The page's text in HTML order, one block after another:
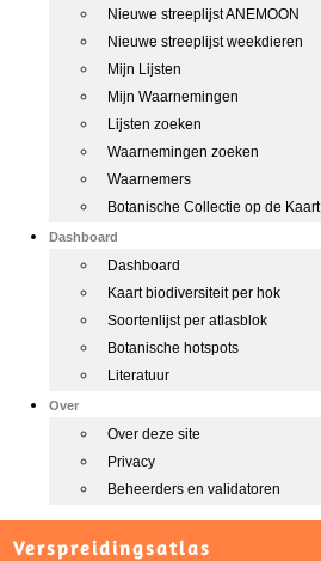
Nieuwe streeplijst ANEMOON
Nieuwe streeplijst weekdieren
Mijn Lijsten
Mijn Waarnemingen
Lijsten zoeken
Waarnemingen zoeken
Waarnemers
Botanische Collectie op de Kaart
Dashboard
Dashboard
Kaart biodiversiteit per hok
Soortenlijst per atlasblok
Botanische hotspots
Literatuur
Over
Over deze site
Privacy
Beheerders en validatoren
Verspreidingsatlas